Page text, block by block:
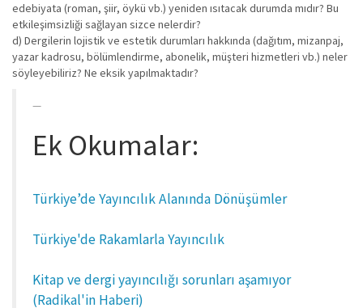
edebiyata (roman, şiir, öykü vb.) yeniden ısıtacak durumda mıdır? Bu
etkileşimsizliği sağlayan sizce nelerdir?
d) Dergilerin lojistik ve estetik durumları hakkında (dağıtım, mizanpaj,
yazar kadrosu, bölümlendirme, abonelik, müşteri hizmetleri vb.) neler
söyleyebiliriz? Ne eksik yapılmaktadır?
Ek Okumalar:
Türkiye’de Yayıncılık Alanında Dönüşümler
Türkiye'de Rakamlarla Yayıncılık
Kitap ve dergi yayıncılığı sorunları aşamıyor
(Radikal'in Haberi)